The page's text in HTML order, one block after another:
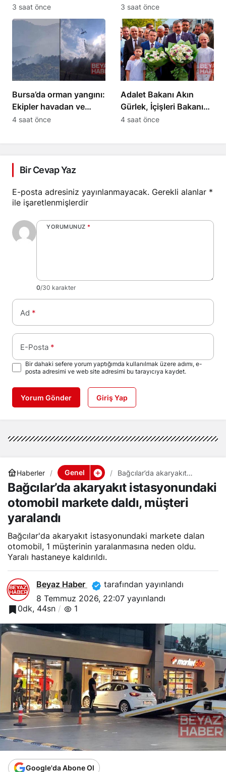
kişi katıldı
3 saat önce
zincirleme kazaya
karıştı
3 saat önce
Bursa’da orman yangını:
Ekipler havadan ve
karadan müdahale
4 saat önce
Adalet Bakanı Akın
Gürlek, İçişleri Bakanı
Mustafa Çiftçi
4 saat önce
Bir Cevap Yaz
E-posta adresiniz yayınlanmayacak. Gerekli alanlar *
ile işaretlenmişlerdir
YORUMUNUZ *
0/30 karakter
Ad *
E-Posta *
Bir dahaki sefere yorum yaptığımda kullanılmak üzere adımı, e-
posta adresimi ve web site adresimi bu tarayıcıya kaydet.
Yorum Gönder Giriş Yap
Haberler Genel
Bağcılar’da akaryakıt
istasyonundaki otomobil
markete daldı, müşteri
yaralandı
Bağcılar’da akaryakıt istasyonundaki
otomobil markete daldı, müşteri
yaralandı
Bağcılar'da akaryakıt istasyonundaki markete dalan
otomobil, 1 müşterinin yaralanmasına neden oldu.
Yaralı hastaneye kaldırıldı.
Beyaz Haber
tarafından yayınlandı
8 Temmuz 2026, 22:07 yayınlandı
0dk, 44sn
1
Google'da Abone Ol